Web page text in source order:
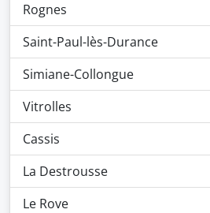
Rognes
Saint-Paul-lès-Durance
Simiane-Collongue
Vitrolles
Cassis
La Destrousse
Le Rove